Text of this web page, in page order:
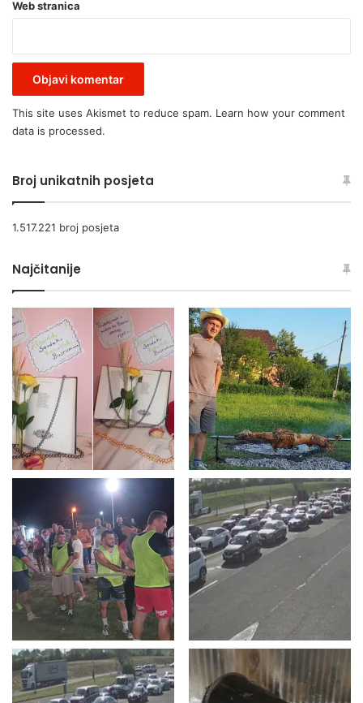
Web stranica
This site uses Akismet to reduce spam. Learn how your comment
data is processed.
Broj unikatnih posjeta
1.517.221 broj posjeta
Najčitanije